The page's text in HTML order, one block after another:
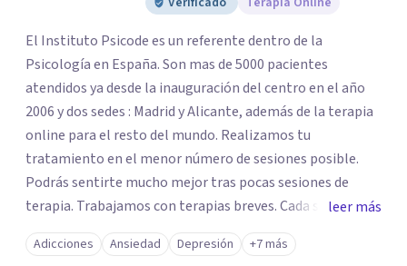
El Instituto Psicode es un referente dentro de la
Psicología en España. Son mas de 5000 pacientes
atendidos ya desde la inauguración del centro en el año
2006 y dos sedes : Madrid y Alicante, además de la terapia
online para el resto del mundo. Realizamos tu
tratamiento en el menor número de sesiones posible.
Podrás sentirte mucho mejor tras pocas sesiones de
terapia. Trabajamos con terapias breves. Cada sesión de
terapia te resultará de utilidad y te ayudará a conseguir
tus objetivos. Entre nuestras especialidades destaca la
leer más
Adicciones Ansiedad Depresión +7 más